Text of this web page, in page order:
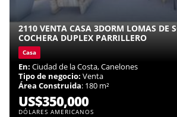
2110 VENTA CASA 3DORM LOMAS DE
COCHERA DUPLEX PARRILLERO
Casa
En: Ciudad de la Costa, Canelones
Tipo de negocio: Venta
Área Construida: 180 m²
US$350,000
DÓLARES AMERICANOS